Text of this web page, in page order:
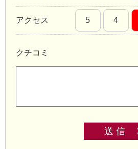
アクセス 5 4
クチコミ
送 信